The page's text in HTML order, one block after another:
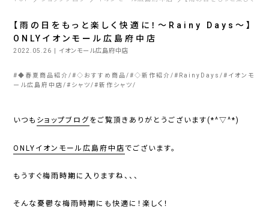
【雨の日をもっと楽しく快適に！～Rainy Days～】
ONLYイオンモール広島府中店
2022.05.26 | イオンモール広島府中店
#◆春夏商品紹介 #◇おすすめ商品 #◇新作紹介 # RainyDays # イオンモ
ール広島府中店 # シャツ #新作シャツ
いつも ショップブログをご覧頂きありがとうございます(*^▽^*)
ONLYイオンモール広島府中店でございます。
もうすぐ梅雨時期に入りますね、、、
そんな憂鬱な梅雨時期にも快適に！楽しく！